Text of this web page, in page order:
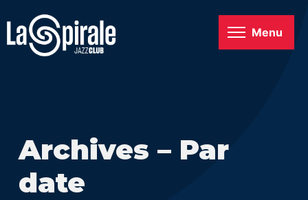
Menu
Archives – Par
date